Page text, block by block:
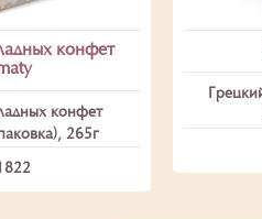
конфет
конфет
265г